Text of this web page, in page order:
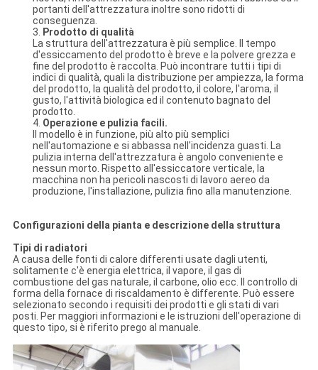
portanti dell'attrezzatura inoltre sono ridotti di
conseguenza.
3.
Prodotto di qualità
La struttura dell'attrezzatura è più semplice. Il tempo
d'essiccamento del prodotto è breve e la polvere grezza e
fine del prodotto è raccolta. Può incontrare tutti i tipi di
indici di qualità, quali la distribuzione per ampiezza, la forma
del prodotto, la qualità del prodotto, il colore, l'aroma, il
gusto, l'attività biologica ed il contenuto bagnato del
prodotto.
4. Operazione e pulizia facili.
Il modello è in funzione, più alto più semplici
nell'automazione e si abbassa nell'incidenza guasti. La
pulizia interna dell'attrezzatura è angolo conveniente e
nessun morto. Rispetto all'essiccatore verticale, la
macchina non ha pericoli nascosti di lavoro aereo da
produzione, l'installazione, pulizia fino alla manutenzione.
Configurazioni della pianta e descrizione della struttura
Tipi di radiatori
A causa delle fonti di calore differenti usate dagli utenti,
solitamente c'è energia elettrica, il vapore, il gas di
combustione del gas naturale, il carbone, olio ecc. Il controllo di
forma della fornace di riscaldamento è differente. Può essere
selezionato secondo i requisiti dei prodotti e gli stati di vari
posti. Per maggiori informazioni e le istruzioni dell'operazione di
questo tipo, si è riferito prego al manuale.